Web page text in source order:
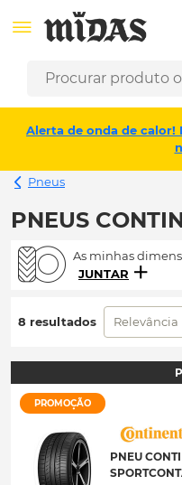
Alerta de onda de calor!
Pneus
PNEUS
As minhas
JUNTAR
8 resultados Relevância
PROMOÇÃO
PNEU